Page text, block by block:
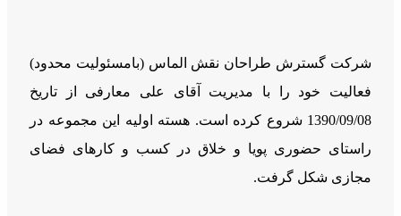
شرکت گسترش طراحان نقش الماس (بامسئوليت محدود)
فعالیت خود را با مدیریت آقای علی معارفی از تاریخ
1390/09/08 شروع کرده است. هسته اولیه این مجموعه در
راستای حضوری پویا و خلاق در کسب و کارهای فضای
مجازی شکل گرفت.